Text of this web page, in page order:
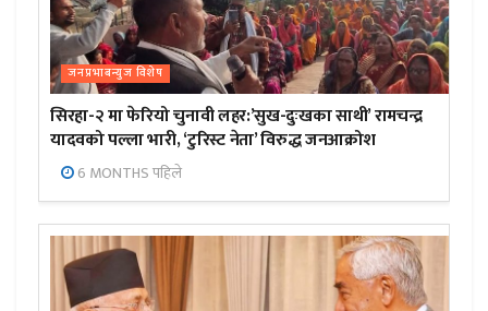
जनप्रभाबन्युज विशेष
सिरहा-२ मा फेरियो चुनावी लहर:’सुख-दुःखका साथी’ रामचन्द्र
यादवको पल्ला भारी, ‘टुरिस्ट नेता’ विरुद्ध जनआक्रोश
6 MONTHS पहिले